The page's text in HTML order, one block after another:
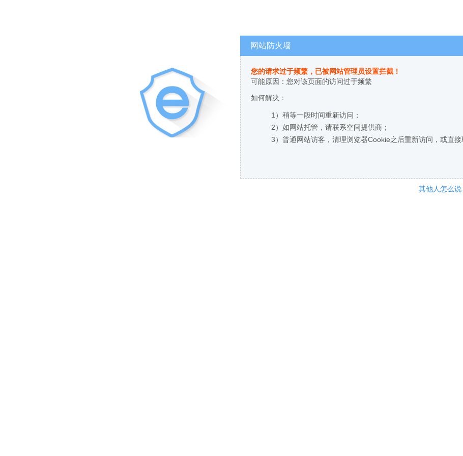
网站防火墙
您的请求过于频繁，已被网站管理员设置拦截！
可能原因：您对该页面的访问过于频繁
如何解决：
1）稍等一段时间重新访问；
2）如网站托管，请联系空间提供商；
3）普通网站访客，清理浏览器Cookie之后重新访问，或直接
其他人怎么说